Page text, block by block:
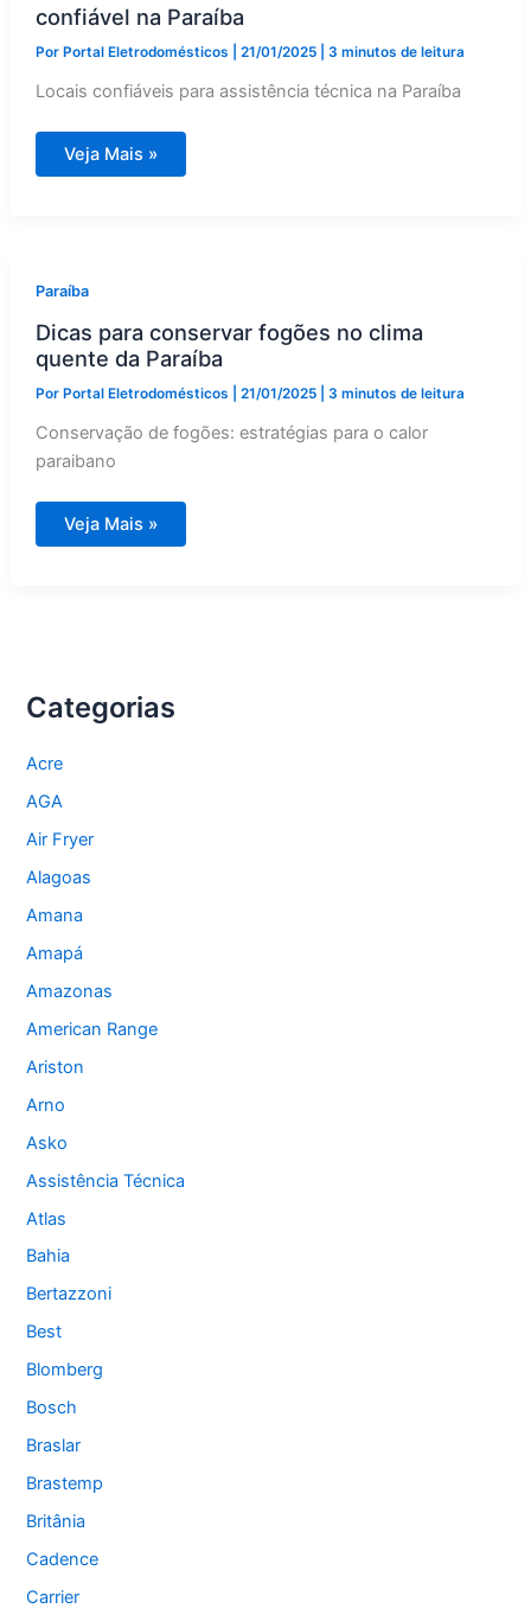
confiável na Paraíba
Por Portal Eletrodomésticos 21/01/2025 3 minutos de leitura
Locais confiáveis para assistência técnica na Paraíba
Onde
encontrar
Veja Mais »
Paraíba
Dicas para conservar fogões no clima
quente da Paraíba
Por Portal Eletrodomésticos 21/01/2025 3 minutos de leitura
Conservação de fogões: estratégias para o calor
paraibano
Dicas
para
Veja Mais »
Categorias
Acre
AGA
Air Fryer
Alagoas
Amana
Amapá
Amazonas
American Range
Ariston
Arno
Asko
Assistência Técnica
Atlas
Bahia
Bertazzoni
Best
Blomberg
Bosch
Braslar
Brastemp
Britânia
Cadence
Carrier